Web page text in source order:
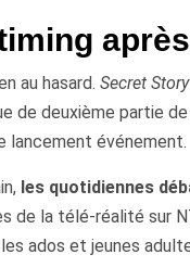
au hasard. Secret Story
de deuxième partie de
lancement événement.
les quotidiennes
de la télé-réalité sur
ados et jeunes